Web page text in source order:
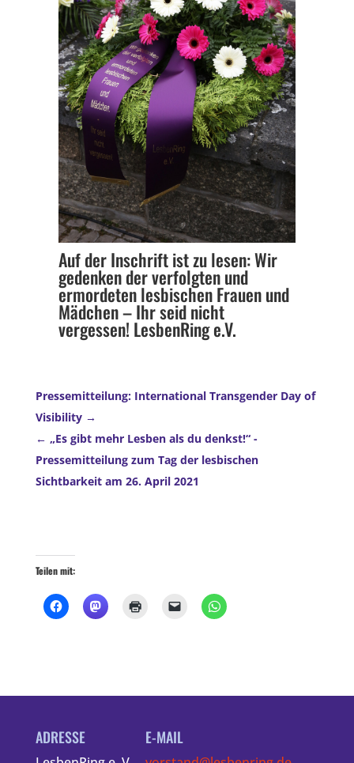
Auf der Inschrift ist zu lesen: Wir
gedenken der verfolgten und
ermordeten lesbischen Frauen und
Mädchen – Ihr seid nicht
vergessen! LesbenRing e.V.
Pressemitteilung: International Transgender Day of
Visibility
„Es gibt mehr Lesben als du denkst!“ -
Pressemitteilung zum Tag der lesbischen
Sichtbarkeit am 26. April 2021
Teilen mit:
ADRESSE E-MAIL